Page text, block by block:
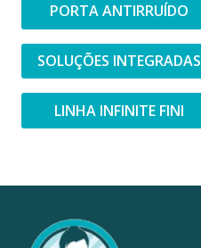
PORTA ANTIRRUÍDO
SOLUÇÕES INTEGRADAS
LINHA INFINITE FINI